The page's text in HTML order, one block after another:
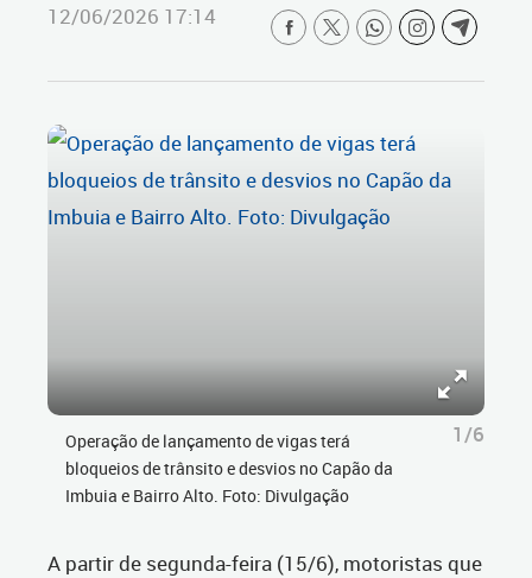
12/06/2026 17:14
Operação de lançamento de vigas terá
bloqueios de trânsito e desvios no Capão da
Imbuia e Bairro Alto. Foto: Divulgação
1/6
A partir de segunda-feira (15/6), motoristas que